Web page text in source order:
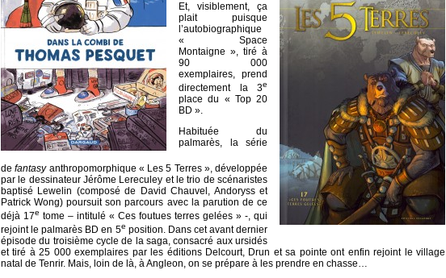
Et, visiblement, ça
plait puisque
l’autobiographique
« Space
Montaigne », tiré à
90 000
exemplaires, prend
directement la 3e
place du « Top 20
BD ».
Habituée du
palmarès, la série
defantasyanthropomorphique « Les 5 Terres », développée
par le dessinateur Jérôme Lereculey et le trio de scénaristes
baptisé Lewelin (composé de David Chauvel, Andoryss et
Patrick Wong) poursuit son parcours avec la parution de ce
déjà 17e tome – intitulé « Ces foutues terres gelées » -, qui
rejoint le palmarès BD en 5e position. Dans cet avant dernier
épisode du troisième cycle de la saga, consacré aux ursidés
et tiré à 25 000 exemplaires par les éditions Delcourt, Drun et sa pointe ont enfin rejoint le village
natal de Tenrir. Mais, loin de là, à Angleon, on se prépare à les prendre en chasse…